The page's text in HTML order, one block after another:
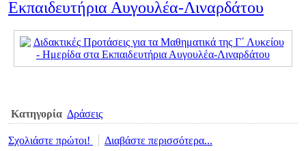
Εκπαιδευτήρια Αυγουλέα-Λιναρδάτου
Κατηγορία Δράσεις
Σχολιάστε πρώτοι! Διαβάστε περισσότερα...